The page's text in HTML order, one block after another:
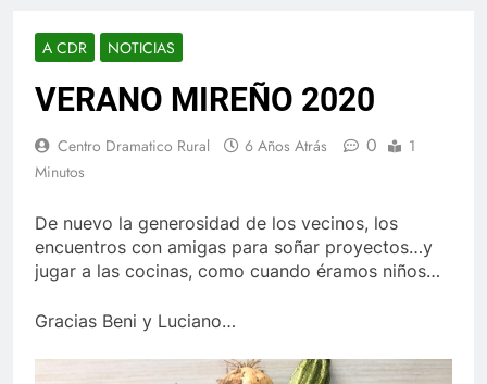
A CDR NOTICIAS
VERANO MIREÑO 2020
Centro Dramatico Rural 6 Años Atrás 0
1
Minutos
De nuevo la generosidad de los vecinos, los
encuentros con amigas para soñar proyectos…y
jugar a las cocinas, como cuando éramos niños…
Gracias Beni y Luciano…